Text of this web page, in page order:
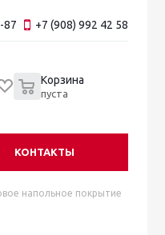
87 +7 (908) 992 42 58
Корзина
пуста
КОНТАКТЫ
напольное покрытие